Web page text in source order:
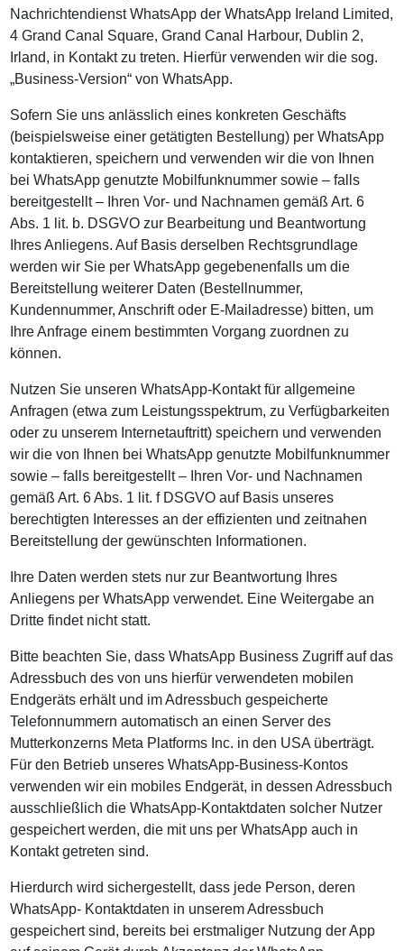
Nachrichtendienst WhatsApp der WhatsApp Ireland Limited,
4 Grand Canal Square, Grand Canal Harbour, Dublin 2,
Irland, in Kontakt zu treten. Hierfür verwenden wir die sog.
„Business-Version“ von WhatsApp.
Sofern Sie uns anlässlich eines konkreten Geschäfts
(beispielsweise einer getätigten Bestellung) per WhatsApp
kontaktieren, speichern und verwenden wir die von Ihnen
bei WhatsApp genutzte Mobilfunknummer sowie – falls
bereitgestellt – Ihren Vor- und Nachnamen gemäß Art. 6
Abs. 1 lit. b. DSGVO zur Bearbeitung und Beantwortung
Ihres Anliegens. Auf Basis derselben Rechtsgrundlage
werden wir Sie per WhatsApp gegebenenfalls um die
Bereitstellung weiterer Daten (Bestellnummer,
Kundennummer, Anschrift oder E-Mailadresse) bitten, um
Ihre Anfrage einem bestimmten Vorgang zuordnen zu
können.
Nutzen Sie unseren WhatsApp-Kontakt für allgemeine
Anfragen (etwa zum Leistungsspektrum, zu Verfügbarkeiten
oder zu unserem Internetauftritt) speichern und verwenden
wir die von Ihnen bei WhatsApp genutzte Mobilfunknummer
sowie – falls bereitgestellt – Ihren Vor- und Nachnamen
gemäß Art. 6 Abs. 1 lit. f DSGVO auf Basis unseres
berechtigten Interesses an der effizienten und zeitnahen
Bereitstellung der gewünschten Informationen.
Ihre Daten werden stets nur zur Beantwortung Ihres
Anliegens per WhatsApp verwendet. Eine Weitergabe an
Dritte findet nicht statt.
Bitte beachten Sie, dass WhatsApp Business Zugriff auf das
Adressbuch des von uns hierfür verwendeten mobilen
Endgeräts erhält und im Adressbuch gespeicherte
Telefonnummern automatisch an einen Server des
Mutterkonzerns Meta Platforms Inc. in den USA überträgt.
Für den Betrieb unseres WhatsApp-Business-Kontos
verwenden wir ein mobiles Endgerät, in dessen Adressbuch
ausschließlich die WhatsApp-Kontaktdaten solcher Nutzer
gespeichert werden, die mit uns per WhatsApp auch in
Kontakt getreten sind.
Hierdurch wird sichergestellt, dass jede Person, deren
WhatsApp- Kontaktdaten in unserem Adressbuch
gespeichert sind, bereits bei erstmaliger Nutzung der App